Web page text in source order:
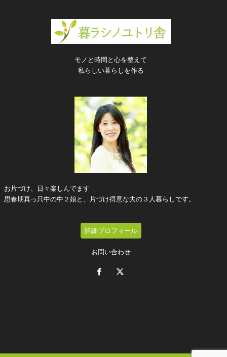
モノと時間と心を整えて
私らしい暮らしを作る
お片づけ、日々楽しんでます
思春期真っ只中の中２娘と、片づけ得意な夫の３人暮らしです。
詳細プロフィール
お問い合わせ